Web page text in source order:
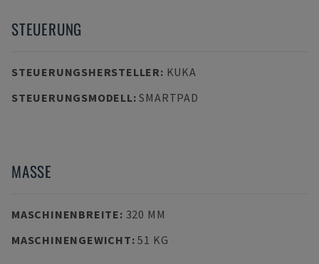
STEUERUNG
STEUERUNGSHERSTELLER: KUKA
STEUERUNGSMODELL:SMARTPAD
MASSE
MASCHINENBREITE: 320 MM
MASCHINENGEWICHT:51 KG